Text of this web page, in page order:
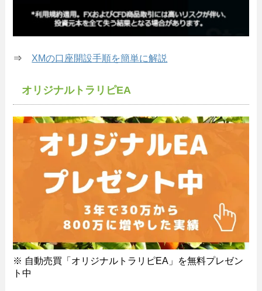
⇒ XMの口座開設手順を簡単に解説
オリジナルトラリピEA
※ 自動売買「オリジナルトラリピEA」を無料プレゼン
ト中